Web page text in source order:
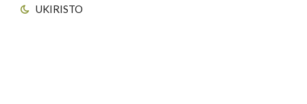
UKIRISTO